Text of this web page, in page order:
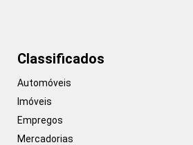
Classificados
Automóveis
Imóveis
Empregos
Mercadorias